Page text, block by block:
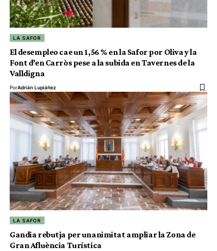
LA SAFOR
El desempleo cae un 1,56 % en la Safor por Oliva y la
Font d’en Carròs pese a la subida en Tavernes de la
Valldigna
PorAdrián Lupiáñez
LA SAFOR
Gandia rebutja per unanimitat ampliar la Zona de
Gran Afluència Turística